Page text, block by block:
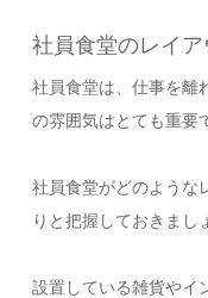
社員食堂のレイア
社員食堂は、仕事を離
の雰囲気はとても重要
社員食堂がどのような
りと把握しておきまし
設置している雑貨やイ